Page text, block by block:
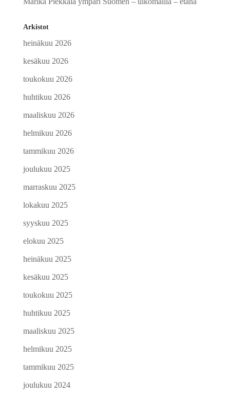
Arkistot
heinäkuu 2026
kesäkuu 2026
toukokuu 2026
huhtikuu 2026
maaliskuu 2026
helmikuu 2026
tammikuu 2026
joulukuu 2025
marraskuu 2025
lokakuu 2025
syyskuu 2025
elokuu 2025
heinäkuu 2025
kesäkuu 2025
toukokuu 2025
huhtikuu 2025
maaliskuu 2025
helmikuu 2025
tammikuu 2025
joulukuu 2024